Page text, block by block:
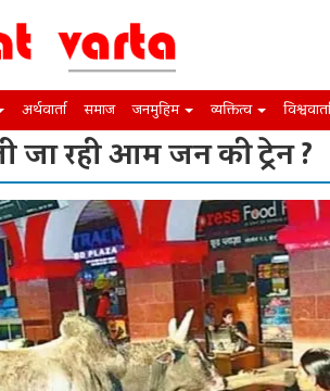
अर्थवार्ता समाज जनमुहिम व्यक्तित्व विश्ववार्ता
जा रही आम जन की ट्रेन ?